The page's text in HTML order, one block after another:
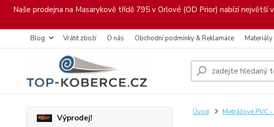
Naše prodejna na Masarykově třídě 795 v Orlové (OD Prior) nabízí
Blog Vrátit zboží O nás Obchodní podmínky & Reklamace Materiály
Výprodej!
Úvod Metrážové PVC